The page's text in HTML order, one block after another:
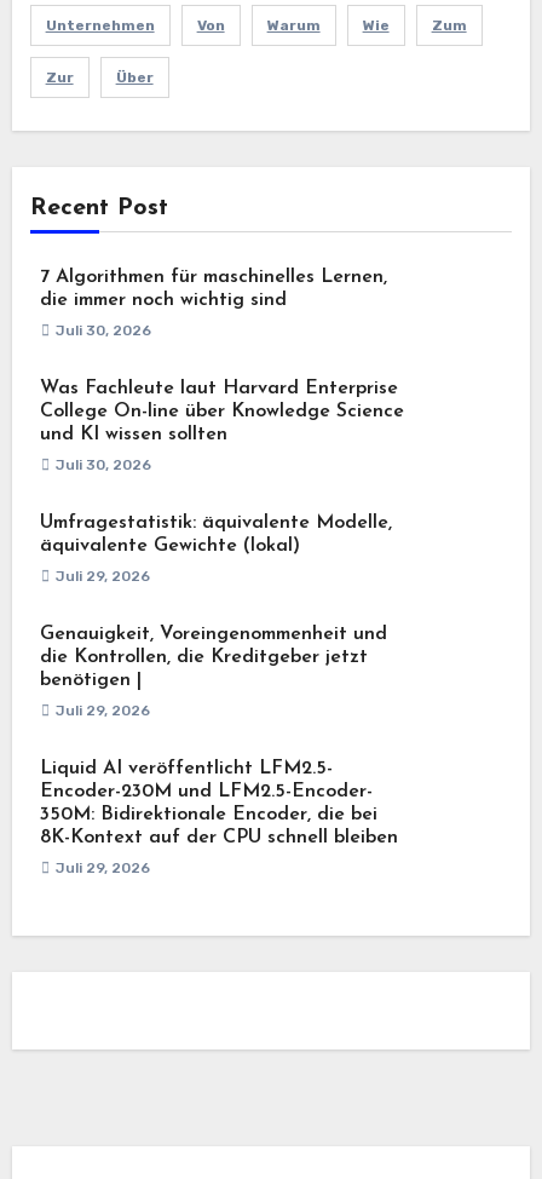
Unternehmen Von Warum Wie Zum
Zur Über
Recent Post
7 Algorithmen für maschinelles Lernen,
die immer noch wichtig sind
Juli 30, 2026
Was Fachleute laut Harvard Enterprise
College On-line über Knowledge Science
und KI wissen sollten
Juli 30, 2026
Umfragestatistik: äquivalente Modelle,
äquivalente Gewichte (lokal)
Juli 29, 2026
Genauigkeit, Voreingenommenheit und
die Kontrollen, die Kreditgeber jetzt
benötigen |
Juli 29, 2026
Liquid AI veröffentlicht LFM2.5-
Encoder-230M und LFM2.5-Encoder-
350M: Bidirektionale Encoder, die bei
8K-Kontext auf der CPU schnell bleiben
Juli 29, 2026